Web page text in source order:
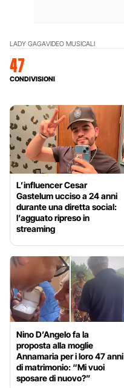
LADY GAGAVIDEO MUSICALI
47
CONDIVISIONI
L’influencer Cesar
Gastelum ucciso a 24 anni
durante una diretta social:
l’agguato ripreso in
streaming
Nino D’Angelo fa la
proposta alla moglie
Annamaria per i loro 47 anni
di matrimonio: “Mi vuoi
sposare di nuovo?”